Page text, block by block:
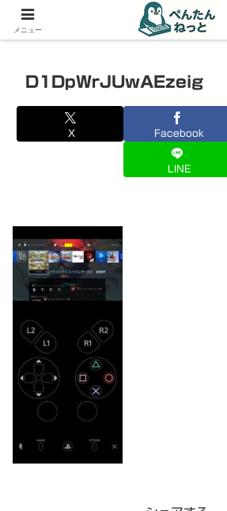
PCやガジェットの備忘録
D1DpWrJUwAEzeig
X Facebook
LINE
メニュー